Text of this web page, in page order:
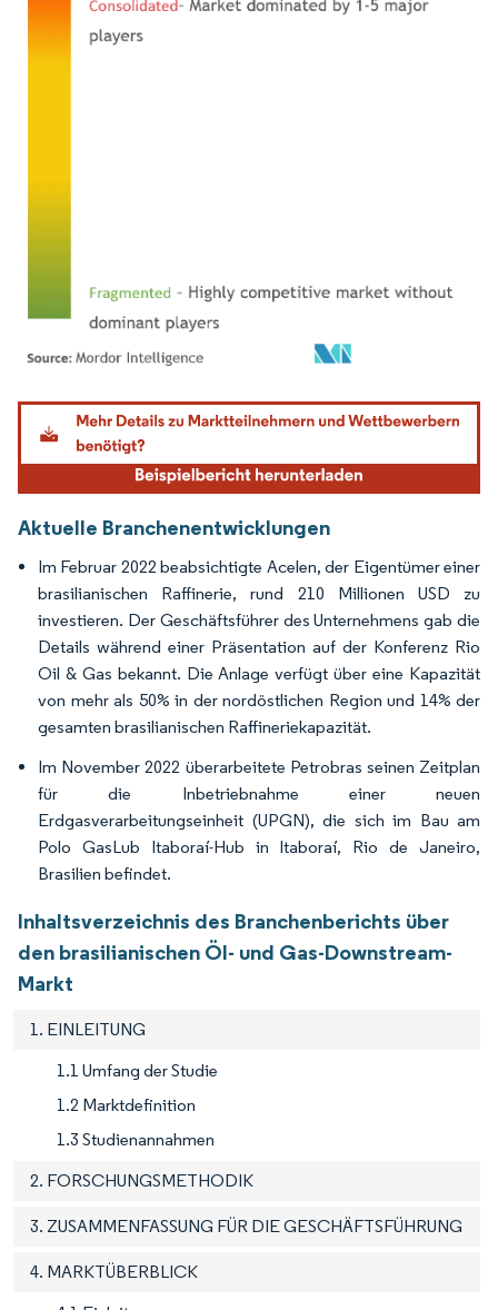
Bild © Mordor Intelligence. Wiederverwendung erfordert Namensnennung gemäß
Aktuelle Branchenentwicklungen
Im Februar 2022 beabsichtigte Acelen, der Eigentümer einer
brasilianischen Raffinerie, rund 210 Millionen USD zu
investieren. Der Geschäftsführer des Unternehmens gab die
Details während einer Präsentation auf der Konferenz Rio
Oil & Gas bekannt. Die Anlage verfügt über eine Kapazität
von mehr als 50% in der nordöstlichen Region und 14% der
gesamten brasilianischen Raffineriekapazität.
Im November 2022 überarbeitete Petrobras seinen Zeitplan
für die Inbetriebnahme einer neuen
Erdgasverarbeitungseinheit (UPGN), die sich im Bau am
Polo GasLub Itaboraí-Hub in Itaboraí, Rio de Janeiro,
Brasilien befindet.
Inhaltsverzeichnis des Branchenberichts über
den brasilianischen Öl- und Gas-Downstream-
Markt
1. EINLEITUNG
1.1 Umfang der Studie
1.2 Marktdefinition
1.3 Studienannahmen
2. FORSCHUNGSMETHODIK
3. ZUSAMMENFASSUNG FÜR DIE GESCHÄFTSFÜHRUNG
4. MARKTÜBERBLICK